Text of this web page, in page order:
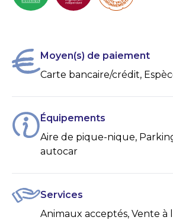
Moyen(s) de paiement
Carte bancaire/crédit,
Équipements
Aire de pique-nique,
autocar
Services
Animaux acceptés, Vente à